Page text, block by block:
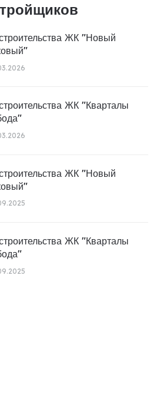
ЖК "Новый
ЖК "Кварталы
ЖК "Новый
ЖК "Кварталы